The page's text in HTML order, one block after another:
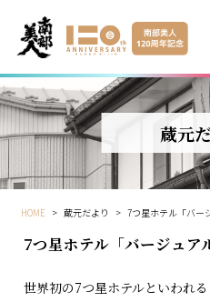
蔵元
HOME > 蔵元だより > 7つ星ホテル「バー
7つ星ホテル「バージュア
世界初の7つ星ホテルといわれ